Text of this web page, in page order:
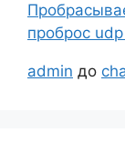
проброс
admin до